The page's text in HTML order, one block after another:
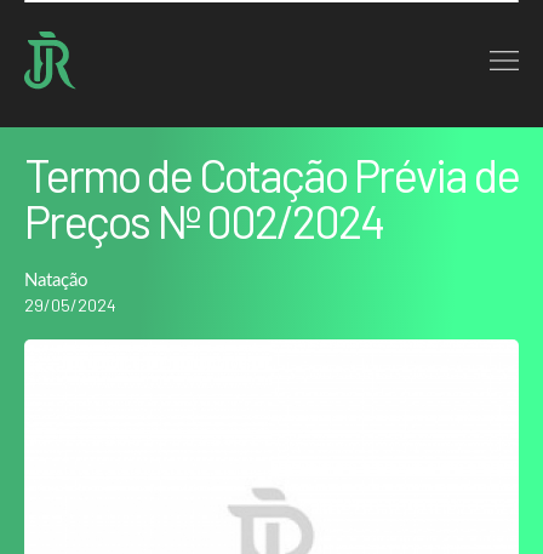
Home : Noticias : Termo de Cotação Prévia de Preços Nº 002/2024
Termo de Cotação Prévia de
Preços Nº 002/2024
Natação
29/05/2024